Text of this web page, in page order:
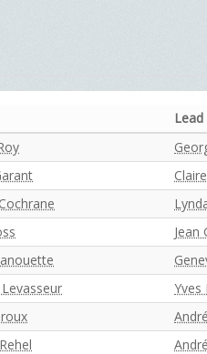
Lead
Jean
Yves